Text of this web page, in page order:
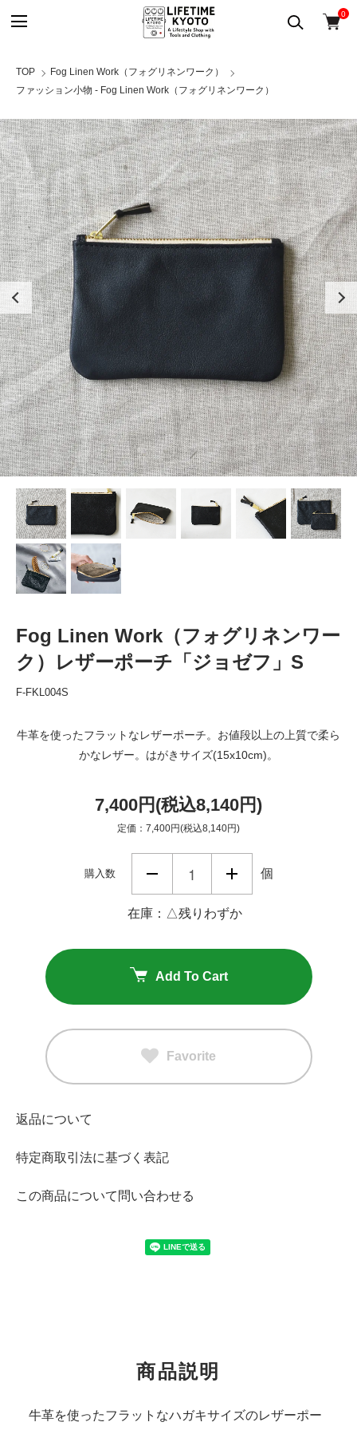
0
TOP
Fog Linen Work（フォグリネンワーク）
ファッション小物 - Fog Linen Work（フォグリネンワーク）
Fog Linen Work（フォグリネンワー
ク）レザーポーチ「ジョゼフ」S
F-FKL004S
牛革を使ったフラットなレザーポーチ。お値段以上の上質で柔ら
かなレザー。はがきサイズ(15x10cm)。
7,400円(税込8,140円)
定価：7,400円(税込8,140円)
購入数 個
在庫：△残りわずか
Add To Cart
Favorite
返品について
特定商取引法に基づく表記
この商品について問い合わせる
商品説明
牛革を使ったフラットなハガキサイズのレザーポー